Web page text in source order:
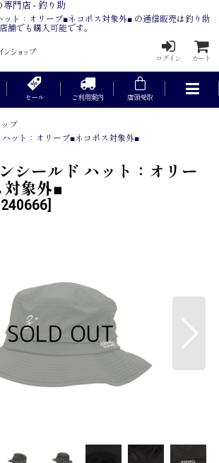
専門店 - 釣り助
ット：オリーブ■ネコポス対象外■ の通信販売は釣り助
舗でも購入可能です。
ログイン カート
セール ご利用案内 店頭受取
プ
ット：オリーブ■ネコポス対象外■
シールド ハット：オリー
象外■